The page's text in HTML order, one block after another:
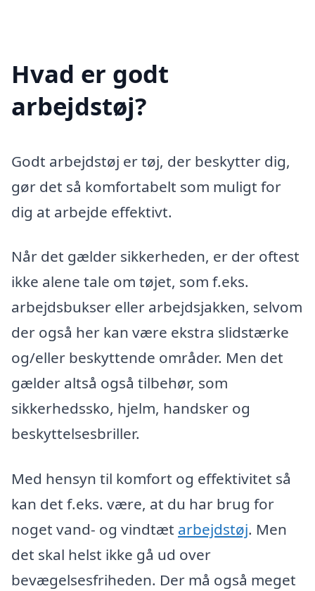
Hvad er godt
arbejdstøj?
Godt arbejdstøj er tøj, der beskytter dig,
gør det så komfortabelt som muligt for
dig at arbejde effektivt.
Når det gælder sikkerheden, er der oftest
ikke alene tale om tøjet, som f.eks.
arbejdsbukser eller arbejdsjakken, selvom
der også her kan være ekstra slidstærke
og/eller beskyttende områder. Men det
gælder altså også tilbehør, som
sikkerhedssko, hjelm, handsker og
beskyttelsesbriller.
Med hensyn til komfort og effektivitet så
kan det f.eks. være, at du har brug for
noget vand- og vindtæt arbejdstøj. Men
det skal helst ikke gå ud over
bevægelsesfriheden. Der må også meget